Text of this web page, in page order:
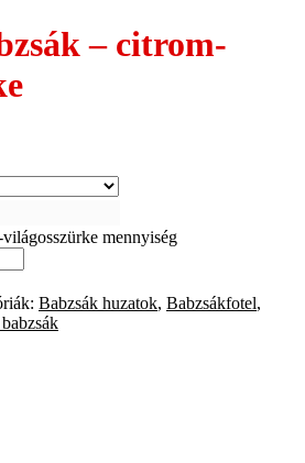
– citrom-
mennyiség
Babzsák huzatok, Babzsákfotel,